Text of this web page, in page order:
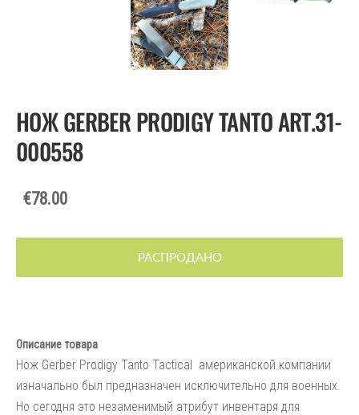
НОЖ GERBER PRODIGY TANTO ART.31-
000558
€78.00
РАСПРОДАНО
Описание товара
Нож Gerber Prodigy Tanto Tactical американской компании
изначально был предназначен исключительно для военных.
Но сегодня это незаменимый атрибут инвентаря для